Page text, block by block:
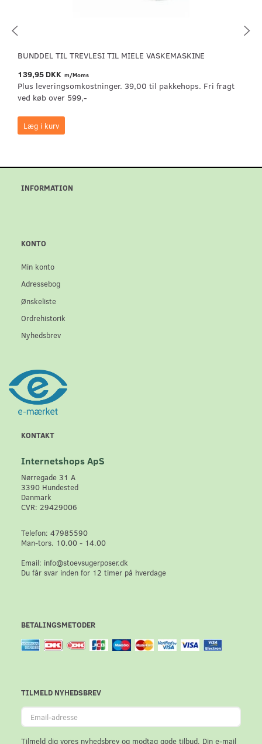
BUNDDEL TIL TREVLESI TIL MIELE VASKEMASKINE
139,95 DKK m/Moms
Plus leveringsomkostninger. 39,00 til pakkehops. Fri fragt
ved køb over 599,-
Læg i kurv
INFORMATION
KONTO
Min konto
Adressebog
Ønskeliste
Ordrehistorik
Nyhedsbrev
KONTAKT
Internetshops ApS
Nørregade 31 A
3390 Hundested
Danmark
CVR: 29429006
Telefon: 47985590
Man-tors. 10.00 - 14.00
Email: info@stoevsugerposer.dk
Du får svar inden for 12 timer på hverdage
BETALINGSMETODER
TILMELD NYHEDSBREV
Email-
adresse
Tilmeld dig vores nyhedsbrev og modtag gode tilbud. Din e-mail